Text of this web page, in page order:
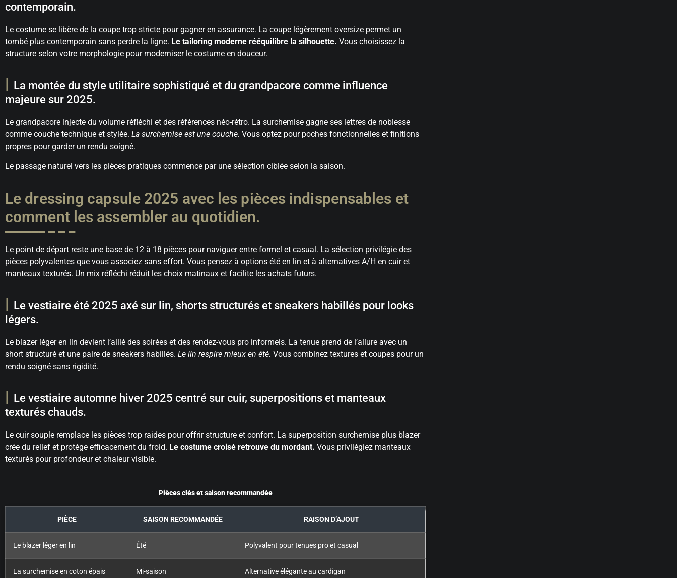
contemporain.
Le costume se libère de la coupe trop stricte pour gagner en assurance. La coupe légèrement oversize permet un
tombé plus contemporain sans perdre la ligne. Le tailoring moderne rééquilibre la silhouette. Vous choisissez la
structure selon votre morphologie pour moderniser le costume en douceur.
La montée du style utilitaire sophistiqué et du grandpacore comme influence
majeure sur 2025.
Le grandpacore injecte du volume réfléchi et des références néo-rétro. La surchemise gagne ses lettres de noblesse
comme couche technique et stylée. La surchemise est une couche. Vous optez pour poches fonctionnelles et finitions
propres pour garder un rendu soigné.
Le passage naturel vers les pièces pratiques commence par une sélection ciblée selon la saison.
Le dressing capsule 2025 avec les pièces indispensables et
comment les assembler au quotidien.
Le point de départ reste une base de 12 à 18 pièces pour naviguer entre formel et casual. La sélection privilégie des
pièces polyvalentes que vous associez sans effort. Vous pensez à options été en lin et à alternatives A/H en cuir et
manteaux texturés. Un mix réfléchi réduit les choix matinaux et facilite les achats futurs.
Le vestiaire été 2025 axé sur lin, shorts structurés et sneakers habillés pour looks
légers.
Le blazer léger en lin devient l’allié des soirées et des rendez-vous pro informels. La tenue prend de l’allure avec un
short structuré et une paire de sneakers habillés. Le lin respire mieux en été. Vous combinez textures et coupes pour un
rendu soigné sans rigidité.
Le vestiaire automne hiver 2025 centré sur cuir, superpositions et manteaux
texturés chauds.
Le cuir souple remplace les pièces trop raides pour offrir structure et confort. La superposition surchemise plus blazer
crée du relief et protège efficacement du froid. Le costume croisé retrouve du mordant. Vous privilégiez manteaux
texturés pour profondeur et chaleur visible.
Pièces clés et saison recommandée
PIÈCE SAISON RECOMMANDÉE RAISON D’AJOUT
Le blazer léger en lin Été Polyvalent pour tenues pro et casual
La surchemise en coton épais Mi-saison Alternative élégante au cardigan